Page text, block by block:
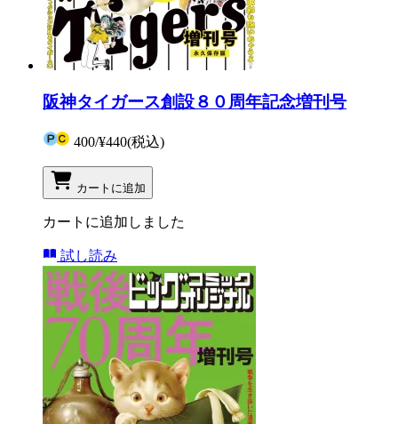
阪神タイガース創設８０周年記念増刊号
400/¥440(税込)
カートに追加
カートに追加しました
試し読み